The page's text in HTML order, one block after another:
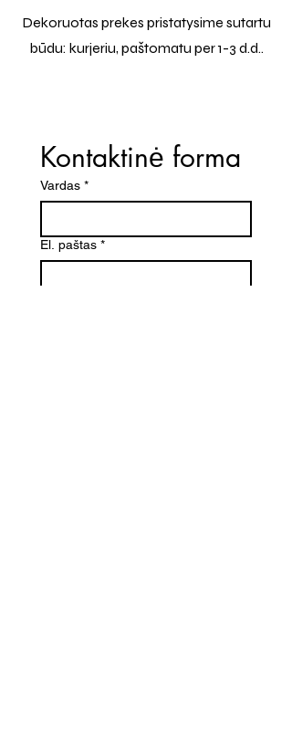
Dekoruotas prekes pristatysime sutartu
būdu: kurjeriu, paštomatu per 1-3 d.d..
Kontaktinė forma
Vardas *
El. paštas *